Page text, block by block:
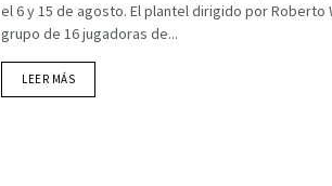
el 6 y 15 de agosto. El plantel dirigido por
grupo de 16 jugadoras de...
LEER MÁSDETAILS